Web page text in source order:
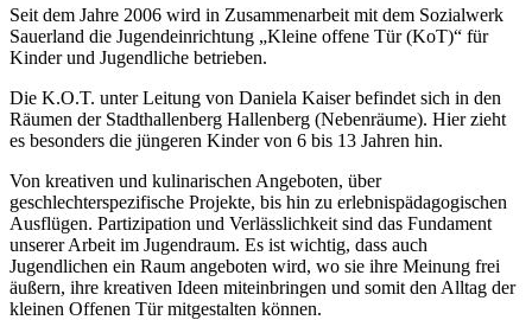
Seit dem Jahre 2006 wird in Zusammenarbeit mit dem Sozialwerk
Sauerland die Jugendeinrichtung „Kleine offene Tür (KoT)“ für
Kinder und Jugendliche betrieben.
Die K.O.T. unter Leitung von Daniela Kaiser befindet sich in den
Räumen der Stadthallenberg Hallenberg (Nebenräume). Hier zieht
es besonders die jüngeren Kinder von 6 bis 13 Jahren hin.
Von kreativen und kulinarischen Angeboten, über
geschlechterspezifische Projekte, bis hin zu erlebnispädagogischen
Ausflügen. Partizipation und Verlässlichkeit sind das Fundament
unserer Arbeit im Jugendraum. Es ist wichtig, dass auch
Jugendlichen ein Raum angeboten wird, wo sie ihre Meinung frei
äußern, ihre kreativen Ideen miteinbringen und somit den Alltag der
kleinen Offenen Tür mitgestalten können.